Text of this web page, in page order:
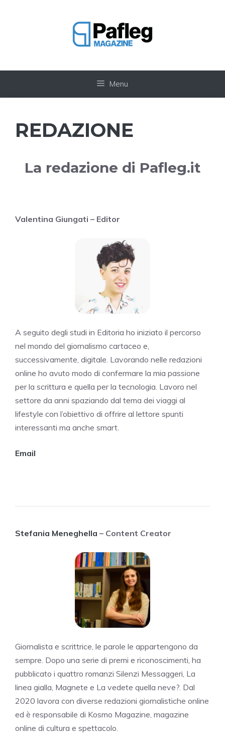
Menu
REDAZIONE
La redazione di Pafleg.it
Valentina Giungati – Editor
A seguito degli studi in Editoria ho iniziato il percorso
nel mondo del giornalismo cartaceo e,
successivamente, digitale. Lavorando nelle redazioni
online ho avuto modo di confermare la mia passione
per la scrittura e quella per la tecnologia. Lavoro nel
settore da anni spaziando dal tema dei viaggi al
lifestyle con l’obiettivo di offrire al lettore spunti
interessanti ma anche smart.
Email
Stefania Meneghella – Content Creator
Giornalista e scrittrice, le parole le appartengono da
sempre. Dopo una serie di premi e riconoscimenti, ha
pubblicato i quattro romanzi Silenzi Messaggeri, La
linea gialla, Magnete e La vedete quella neve?. Dal
2020 lavora con diverse redazioni giornalistiche online
ed è responsabile di Kosmo Magazine, magazine
online di cultura e spettacolo.